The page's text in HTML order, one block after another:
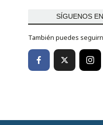
SÍGUENOS
También puedes